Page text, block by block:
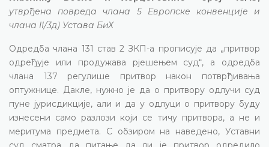
утврђена повреда члана 5 Европске конвенције и
члана II/3д) Устава БиХ
Одредба члана 131 став 2 ЗКП-а прописује да „притвор
одређује или продужава рјешењем суд“, а одредба
члана 137 регулише притвор након потврђивања
оптужнице. Дакле, нужно је да о притвору одлучи суд
пуне јурисдикције, али и да у одлуци о притвору буду
изнесени само разлози који се тичу притвора, а не и
меритума предмета. С обзиром на наведено, Уставни